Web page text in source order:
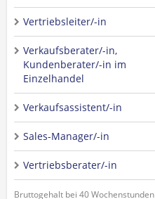
Vertriebsleiter/-in
Verkaufsberater/-in,
Kundenberater/-in im
Einzelhandel
Verkaufsassistent/-in
Sales-Manager/-in
Vertriebsberater/-in
Bruttogehalt bei 40 Wochenstunden